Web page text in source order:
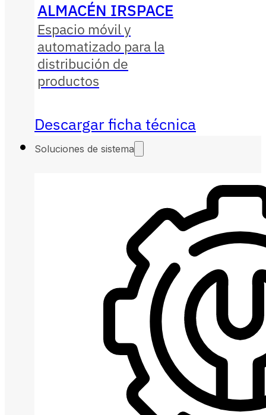
ALMACÉN IRSPACE
Espacio móvil y
automatizado para la
distribución de
productos
Descargar ficha técnica
Soluciones de sistema